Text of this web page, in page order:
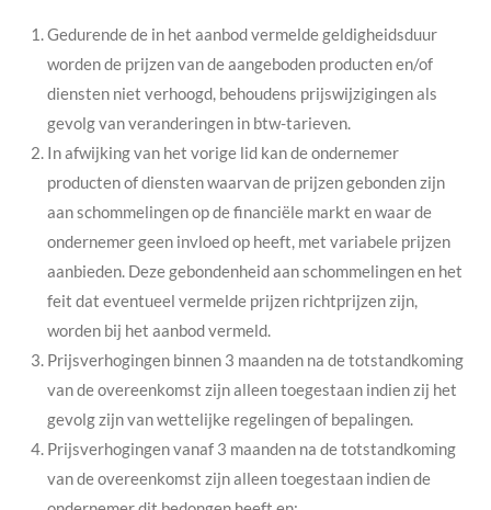
Gedurende de in het aanbod vermelde geldigheidsduur
worden de prijzen van de aangeboden producten en/of
diensten niet verhoogd, behoudens prijswijzigingen als
gevolg van veranderingen in btw-tarieven.
In afwijking van het vorige lid kan de ondernemer
producten of diensten waarvan de prijzen gebonden zijn
aan schommelingen op de financiële markt en waar de
ondernemer geen invloed op heeft, met variabele prijzen
aanbieden. Deze gebondenheid aan schommelingen en het
feit dat eventueel vermelde prijzen richtprijzen zijn,
worden bij het aanbod vermeld.
Prijsverhogingen binnen 3 maanden na de totstandkoming
van de overeenkomst zijn alleen toegestaan indien zij het
gevolg zijn van wettelijke regelingen of bepalingen.
Prijsverhogingen vanaf 3 maanden na de totstandkoming
van de overeenkomst zijn alleen toegestaan indien de